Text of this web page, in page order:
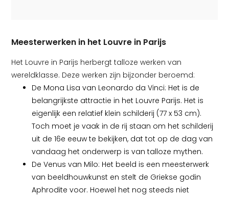
Meesterwerken in het Louvre in Parijs
Het Louvre in Parijs herbergt talloze werken van
wereldklasse. Deze werken zijn bijzonder beroemd:
De Mona Lisa van Leonardo da Vinci: Het is de
belangrijkste attractie in het Louvre Parijs. Het is
eigenlijk een relatief klein schilderij (77 x 53 cm).
Toch moet je vaak in de rij staan om het schilderij
uit de 16e eeuw te bekijken, dat tot op de dag van
vandaag het onderwerp is van talloze mythen.
De Venus van Milo: Het beeld is een meesterwerk
van beeldhouwkunst en stelt de Griekse godin
Aphrodite voor. Hoewel het nog steeds niet